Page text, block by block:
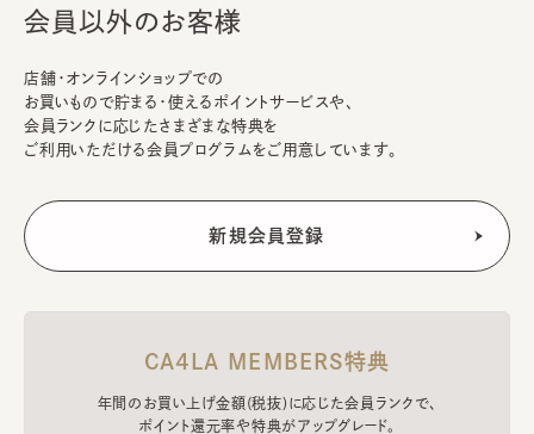
会員以外のお客様
店舗・オンラインショップでの
お買いもので貯まる・使えるポイントサービスや、
会員ランクに応じたさまざまな特典を
ご利用いただける会員プログラムをご用意しています。
CA4LA MEMBERS特典
年間のお買い上げ金額(税抜)に応じた会員ランクで、
ポイント還元率や特典がアップグレード。